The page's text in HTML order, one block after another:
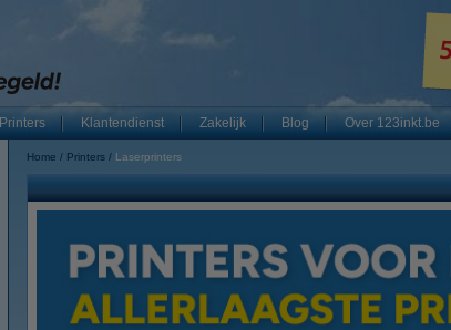
Printers Klantendienst Zakelijk Blog Over 123inkt.be
Home Printers Laserprinters